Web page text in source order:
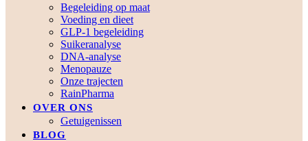
Begeleiding op maat
Voeding en dieet
GLP-1 begeleiding
Suikeranalyse
DNA-analyse
Menopauze
Onze trajecten
RainPharma
OVER ONS
Getuigenissen
BLOG